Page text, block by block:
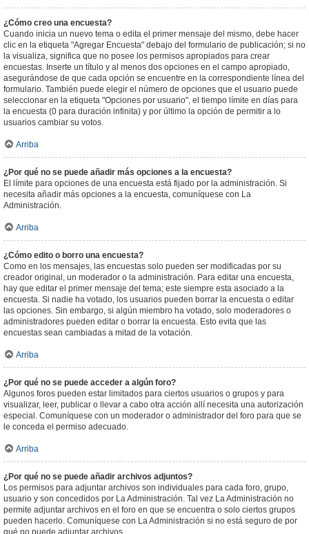
¿Cómo creo una encuesta?
Cuando inicia un nuevo tema o edita el primer mensaje del mismo, debe hacer
clic en la etiqueta "Agregar Encuesta" debajo del formulario de publicación; si no
la visualiza, significa que no posee los permisos apropiados para crear
encuestas. Inserte un título y al menos dos opciones en el campo apropiado,
asegurándose de que cada opción se encuentre en la correspondiente línea del
formulario. También puede elegir el número de opciones que el usuario puede
seleccionar en la etiqueta "Opciones por usuario", el tiempo límite en días para
la encuesta (0 para duración infinita) y por último la opción de permitir a lo
usuarios cambiar su votos.
Arriba
¿Por qué no se puede añadir más opciones a la encuesta?
El límite para opciones de una encuesta está fijado por la administración. Si
necesita añadir más opciones a la encuesta, comuníquese con La
Administración.
Arriba
¿Cómo edito o borro una encuesta?
Como en los mensajes, las encuestas solo pueden ser modificadas por su
creador original, un moderador o la administración. Para editar una encuesta,
hay que editar el primer mensaje del tema; este siempre esta asociado a la
encuesta. Si nadie ha votado, los usuarios pueden borrar la encuesta o editar
las opciones. Sin embargo, si algún miembro ha votado, solo moderadores o
administradores pueden editar o borrar la encuesta. Esto evita que las
encuestas sean cambiadas a mitad de la votación.
Arriba
¿Por qué no se puede acceder a algún foro?
Algunos foros pueden estar limitados para ciertos usuarios o grupos y para
visualizar, leer, publicar o llevar a cabo otra acción allí necesita una autorización
especial. Comuníquese con un moderador o administrador del foro para que se
le conceda el permiso adecuado.
Arriba
¿Por qué no se puede añadir archivos adjuntos?
Los permisos para adjuntar archivos son individuales para cada foro, grupo,
usuario y son concedidos por La Administración. Tal vez La Administración no
permite adjuntar archivos en el foro en que se encuentra o solo ciertos grupos
pueden hacerlo. Comuníquese con La Administración si no está seguro de por
qué no puede adjuntar archivos.